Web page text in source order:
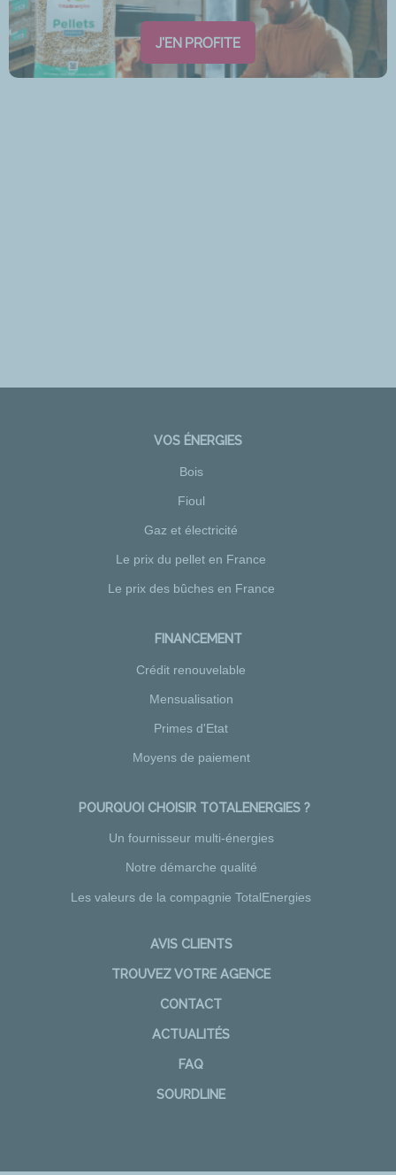
J'EN PROFITE
VOS ÉNERGIES
Bois
Fioul
Gaz et électricité
Le prix du pellet en France
Le prix des bûches en France
FINANCEMENT
Crédit renouvelable
Mensualisation
Primes d'Etat
Moyens de paiement
POURQUOI CHOISIR TOTALENERGIES ?
Un fournisseur multi-énergies
Notre démarche qualité
Les valeurs de la compagnie TotalEnergies
AVIS CLIENTS
TROUVEZ VOTRE AGENCE
CONTACT
ACTUALITÉS
FAQ
SOURDLINE